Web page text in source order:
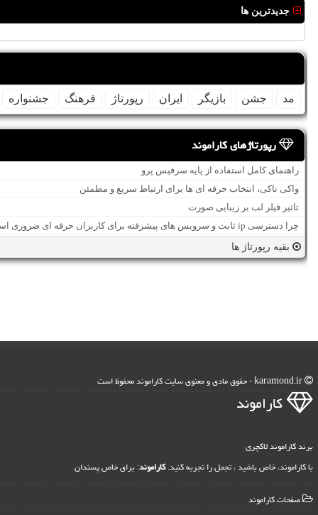
جدیدترین ها
مد جشن بازیگر ایران رپورتاژ فرهنگ جشنواره
رپورتاژهای کاراموند
راهنمای کامل استفاده از پایه سرفیس پرو
واکی تاکی، انتخاب حرفه ای ها برای ارتباط سریع و مطمئن
تاثیر فیلر لب بر زیبایی صورت
چرا دسترسی ip ثابت و سرویس های پیشرفته برای کاربران حرفه ای ضروری است؟
بقیه رپورتاژ ها
كاراموند
برند کاراموند لاکچری
با کاراموند، خاص باشید ، تجمل را تجربه کنید.کاراموند: برای خاص پسندان
صفحات كاراموند